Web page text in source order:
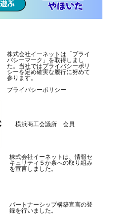
株式会社イーネットは「プライ
バシーマーク」を取得しまし
た。当社ではプライバシーポリ
シーを定め確実な履行に努めて
参ります。
プライバシーポリシー
横浜商工会議所 会員
株式会社イーネットは、情報セ
キュリティ５か条への取り組み
を宣言しました。
パートナーシップ構築宣言の登
録を行いました。